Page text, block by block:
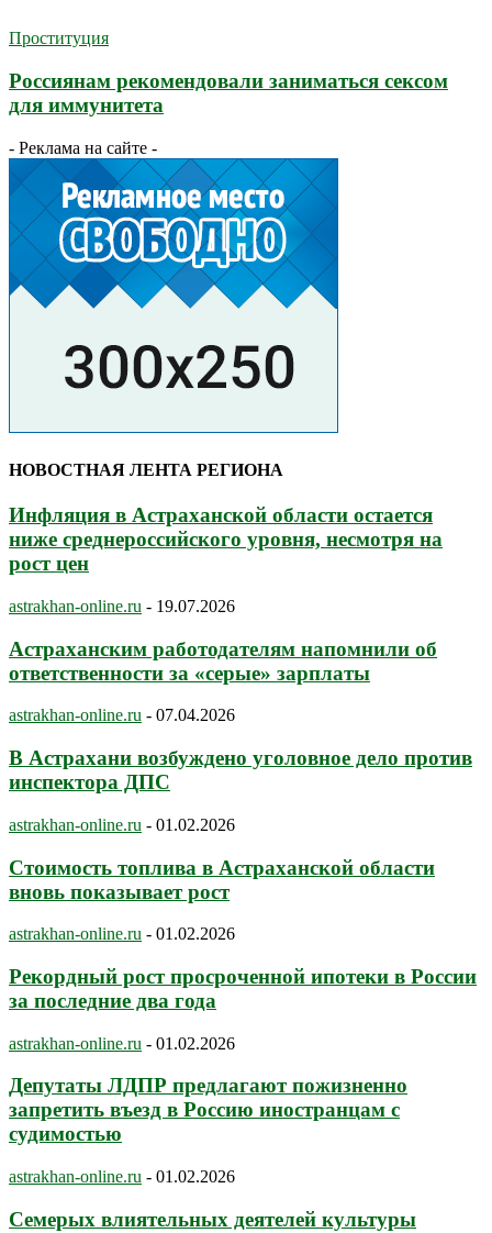
Проституция
Россиянам рекомендовали заниматься сексом
для иммунитета
- Реклама на сайте -
НОВОСТНАЯ ЛЕНТА РЕГИОНА
Инфляция в Астраханской области остается
ниже среднероссийского уровня, несмотря на
рост цен
astrakhan-online.ru - 19.07.2026
Астраханским работодателям напомнили об
ответственности за «серые» зарплаты
astrakhan-online.ru - 07.04.2026
В Астрахани возбуждено уголовное дело против
инспектора ДПС
astrakhan-online.ru - 01.02.2026
Стоимость топлива в Астраханской области
вновь показывает рост
astrakhan-online.ru - 01.02.2026
Рекордный рост просроченной ипотеки в России
за последние два года
astrakhan-online.ru - 01.02.2026
Депутаты ЛДПР предлагают пожизненно
запретить въезд в Россию иностранцам с
судимостью
astrakhan-online.ru - 01.02.2026
Семерых влиятельных деятелей культуры